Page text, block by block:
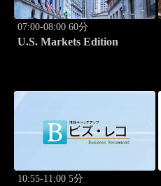
07:00-08:00 60分
U.S. Markets Edition
10:55-11:00 5分